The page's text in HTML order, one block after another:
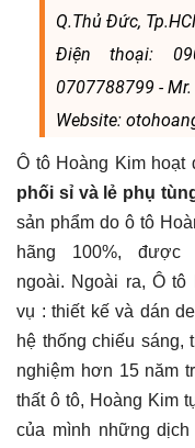
Q.Thủ Đức,
Điện thoại:
0707788799 - Mr.
Website:
Ô tô Hoàng Kim hoạt
phối sỉ và lẻ phụ
sản phẩm do ô tô
hãng 100%,
ngoài. Ngoài ra, Ô
vụ : thiết kế và dán
hệ thống chiếu
nghiệm hơn 15 năm
thất ô tô, Hoàng Kim
của mình những